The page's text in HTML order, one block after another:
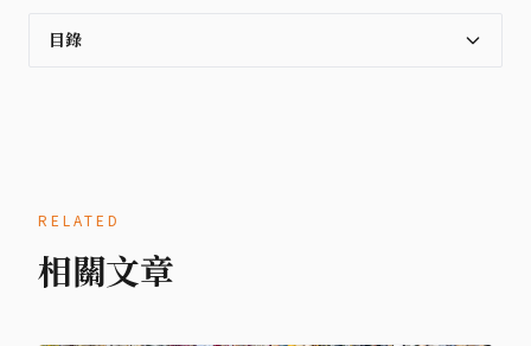
目錄
RELATED
相關文章